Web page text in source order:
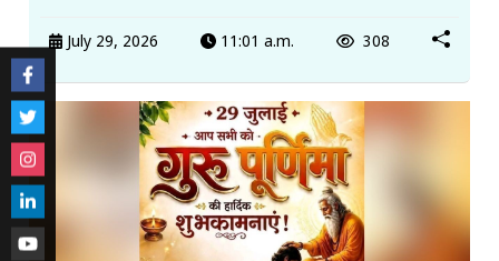
July 29, 2026 11:01 a.m. 308